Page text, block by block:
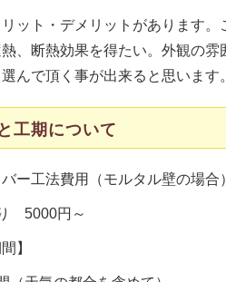
リット・デメリットがあります
、断熱効果を得たい。外観の
んで頂く事が出来ると思います。
工期について
バー工法費用（モルタル壁の場合
5000円～
】